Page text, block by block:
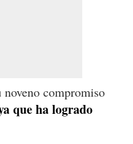
noveno compromiso
que ha logrado